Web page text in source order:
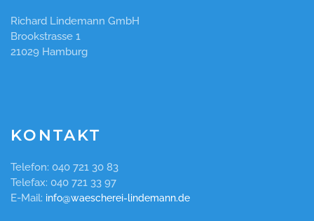
Richard Lindemann GmbH
Brookstrasse 1
21029 Hamburg
KONTAKT
Telefon: 040 721 30 83
Telefax: 040 721 33 97
E-Mail: info@waescherei-lindemann.de